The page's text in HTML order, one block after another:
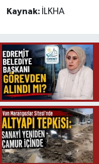
Kaynak: İLKHA